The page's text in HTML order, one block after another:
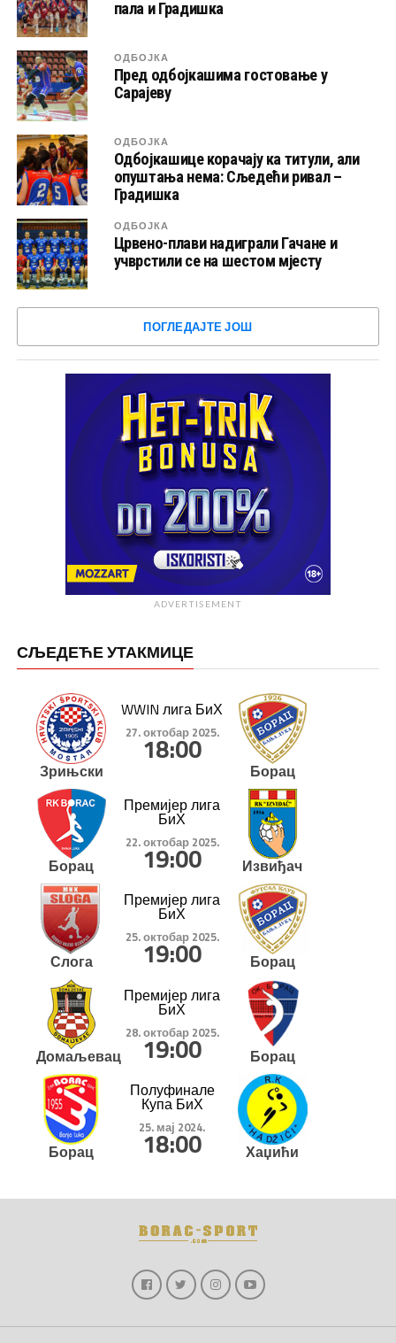
пала и Градишка
ОДБОЈКА
Пред одбојкашима гостовање у
Сарајеву
ОДБОЈКА
Одбојкашице корачају ка титули, али
опуштања нема: Сљедећи ривал –
Градишка
ОДБОЈКА
Црвено-плави надиграли Гачане и
учврстили се на шестом мјесту
ПОГЛЕДАЈТЕ ЈОШ
ADVERTISEMENT
СЉЕДЕЋЕ УТАКМИЦЕ
Зрињски
WWIN лига БиХ
27. октобар 2025.
18:00
Борац
Борац
Премијер лига
БиХ
22. октобар 2025.
19:00 Извиђач
Слога
Премијер лига
БиХ
25. октобар 2025.
19:00 Борац
Домаљевац
Премијер лига
БиХ
28. октобар 2025.
19:00 Борац
Борац
Полуфинале
Купа БиХ
25. мај 2024.
18:00 Хаџићи